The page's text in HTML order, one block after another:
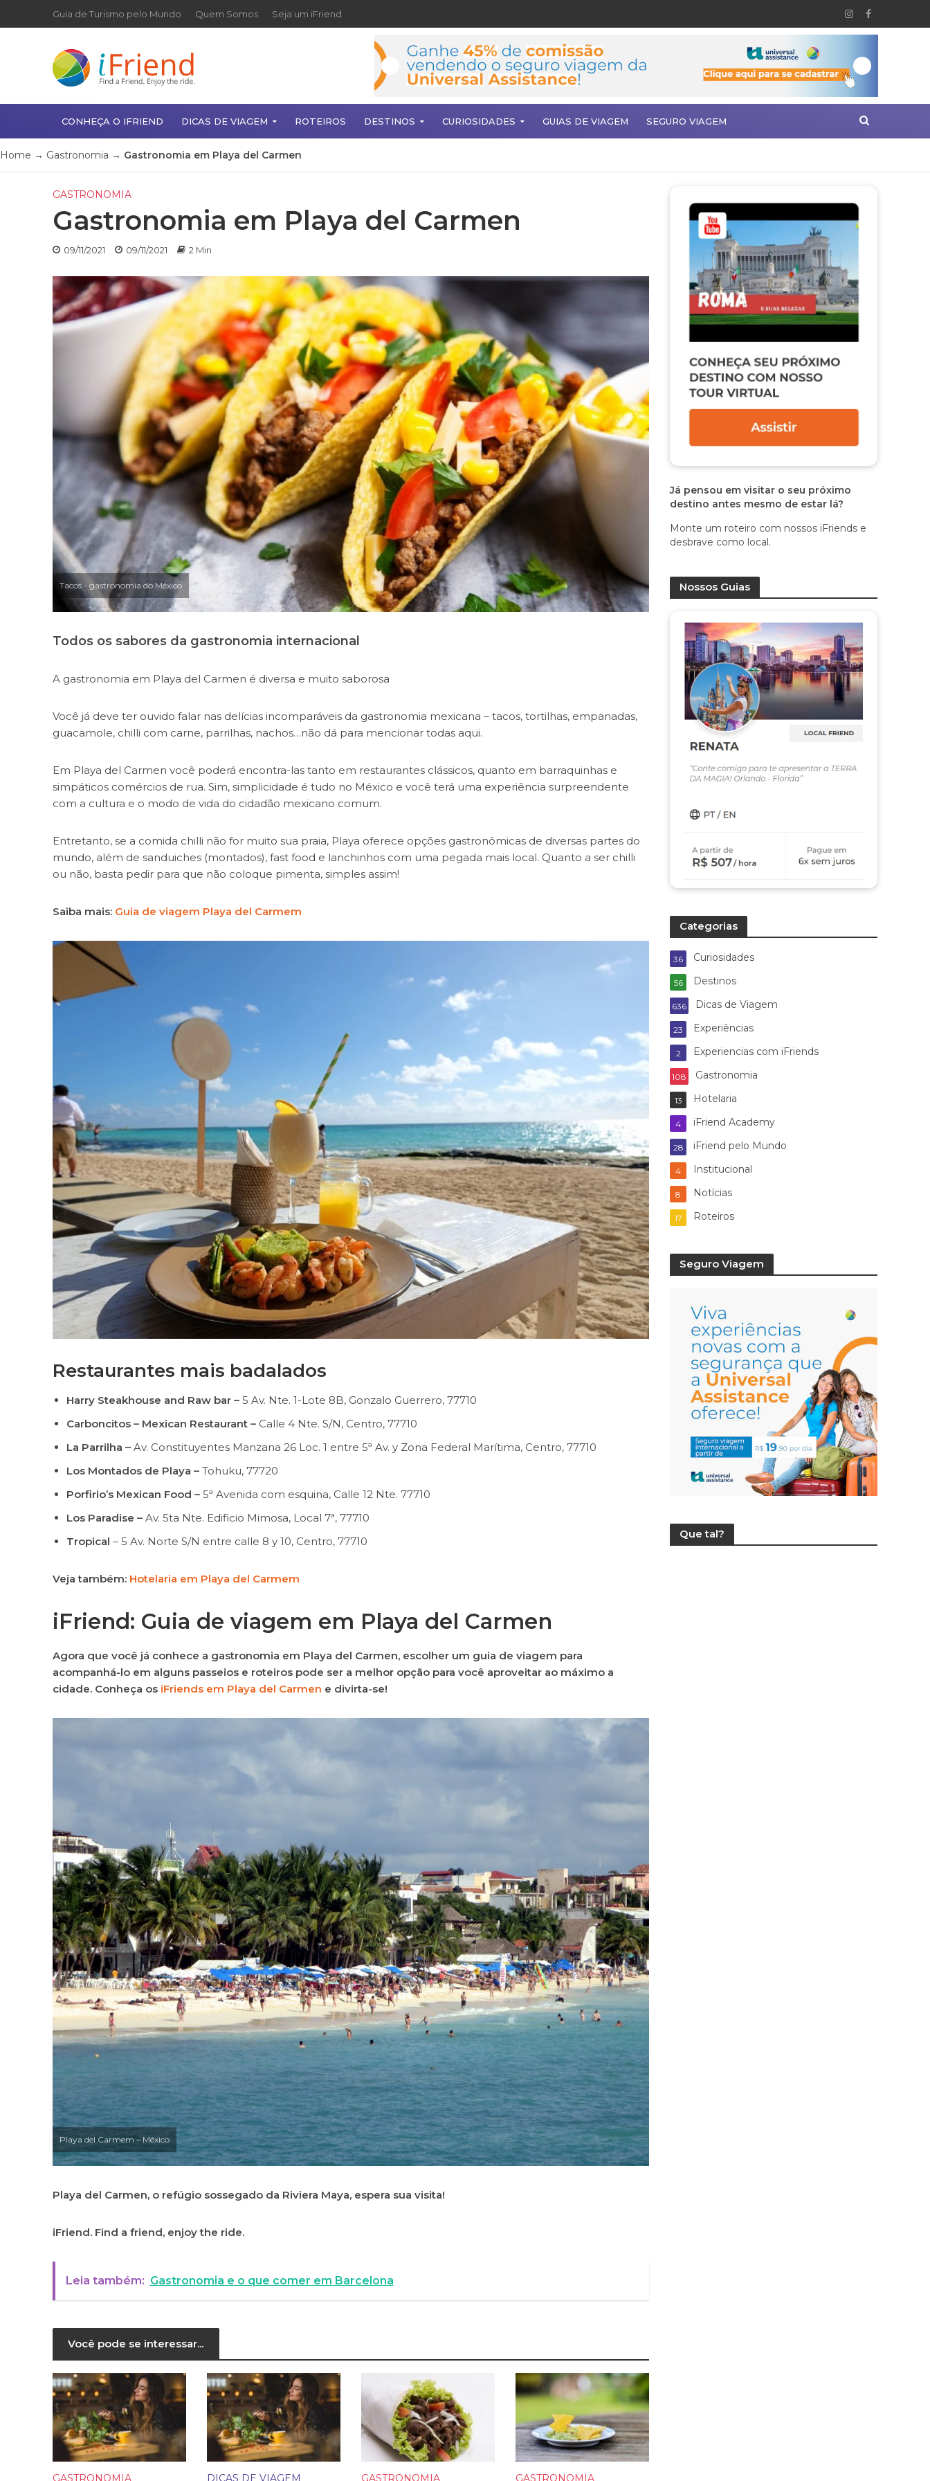
Guia de Turismo pelo Mundo Quem Somos Seja um iFriend
CONHEÇA O IFRIEND DICAS DE VIAGEM ROTEIROS DESTINOS CURIOSIDADES GUIAS DE VIAGEM SEGURO VIAGEM
Home → Gastronomia → Gastronomia em Playa del Carmen
GASTRONOMIA
Gastronomia em Playa del Carmen
09/11/2021 09/11/2021 2 Min
Tacos - gastronomia do México
Todos os sabores da gastronomia internacional
A gastronomia em Playa del Carmen é diversa e muito saborosa
Você já deve ter ouvido falar nas delícias incomparáveis da gastronomia mexicana – tacos, tortilhas, empanadas,
guacamole, chilli com carne, parrilhas, nachos…não dá para mencionar todas aqui.
Em Playa del Carmen você poderá encontra-las tanto em restaurantes clássicos, quanto em barraquinhas e
simpáticos comércios de rua. Sim, simplicidade é tudo no México e você terá uma experiência surpreendente
com a cultura e o modo de vida do cidadão mexicano comum.
Entretanto, se a comida chilli não for muito sua praia, Playa oferece opções gastronômicas de diversas partes do
mundo, além de sanduiches (montados), fast food e lanchinhos com uma pegada mais local. Quanto a ser chilli
ou não, basta pedir para que não coloque pimenta, simples assim!
Saiba mais: Guia de viagem Playa del Carmem
Restaurantes mais badalados
Harry Steakhouse and Raw bar – 5 Av. Nte. 1-Lote 8B, Gonzalo Guerrero, 77710
Carboncitos – Mexican Restaurant – Calle 4 Nte. S/N, Centro, 77710
La Parrilha – Av. Constituyentes Manzana 26 Loc. 1 entre 5ª Av. y Zona Federal Marítima, Centro, 77710
Los Montados de Playa – Tohuku, 77720
Porfirio’s Mexican Food – 5ª Avenida com esquina, Calle 12 Nte. 77710
Los Paradise –Av. 5ta Nte. Edificio Mimosa, Local 7ª, 77710
Tropical – 5 Av. Norte S/N entre calle 8 y 10, Centro, 77710
Veja também: Hotelaria em Playa del Carmem
iFriend: Guia de viagem em Playa del Carmen
Agora que você já conhece a gastronomia em Playa del Carmen, escolher um guia de viagem para
acompanhá-lo em alguns passeios e roteiros pode ser a melhor opção para você aproveitar ao máximo a
cidade. Conheça os iFriends em Playa del Carmen e divirta-se!
Playa del Carmem – México
Playa del Carmen, o refúgio sossegado da Riviera Maya, espera sua visita!
iFriend. Find a friend, enjoy the ride.
Leia também: Gastronomia e o que comer em Barcelona
Você pode se interessar...
GASTRONOMIA DICAS DE VIAGEM GASTRONOMIA GASTRONOMIA
Já pensou em visitar o seu próximo
destino antes mesmo de estar lá?
Monte um roteiro com nossos iFriends e
desbrave como local.
Nossos Guias
Categorias
Curiosidades
36
Destinos
56
Dicas de Viagem
636
Experiências
23
Experiencias com iFriends
2
Gastronomia
108
Hotelaria
13
iFriend Academy
4
iFriend pelo Mundo
28
Institucional
4
Notícias
8
Roteiros
17
Seguro Viagem
Que tal?